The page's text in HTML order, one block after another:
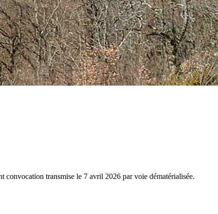
transmise le 7 avril 2026 par voie dématérialisée.